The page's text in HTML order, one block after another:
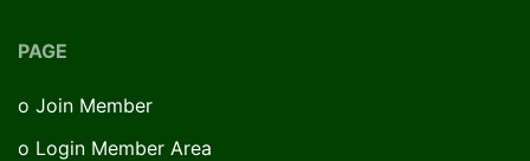
PAGE
o Join Member
o Login Member Area